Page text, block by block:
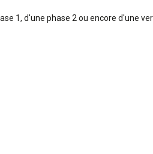
1, d'une phase 2 ou encore d'une